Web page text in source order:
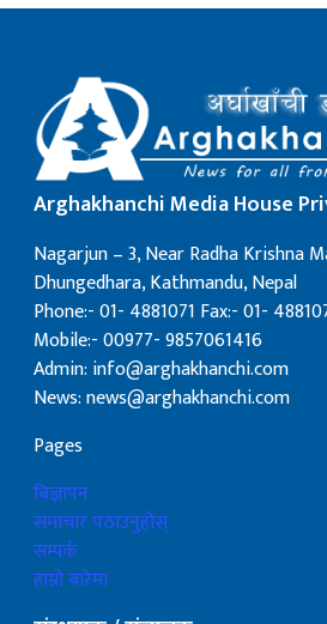
Arghakhanchi Media House
Nagarjun – 3, Near Radha Krishna
Dhungedhara, Kathmandu, Nepal
Phone:- 01- 4881071 Fax:- 01-
Mobile:- 00977- 9857061416
Admin: info@arghakhanchi.com
News: news@arghakhanchi.com
Pages
बिज्ञापन
समाचार पठाउनुहोस्
सम्पर्क
हाम्रो बारेमा